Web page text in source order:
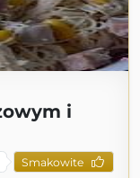
i
Smakowite